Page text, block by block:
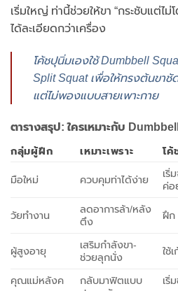
เริ่มใหญ่ ท่านี้ช่วยให้ขา “กระชับแต่ไม่
ได้ละเอียดกว่าเครื่อง
โค้ชปุนิ่มเองใช้ Dumbbell
Split Squat เพื่อให้ทรงต้นขา
แต่ไม่พองแบบสายเพาะกาย
ตารางสรุป: ใครเหมาะกับ
กลุ่มผู้ฝึก เหมาะเพราะ โค้
มือใหม่ ควบคุมท่าได้ง่าย
เริ่
ค่อ
วัยทำงาน
ลดอาการล้า/หลัง
ตึง
ฝึก
ผู้สูงอายุ
เสริมกำลังขา-
ช่วยลุกนั่ง
ใช้
คุณแม่หลังค
กลับมาฟิตแบบ
เริ่